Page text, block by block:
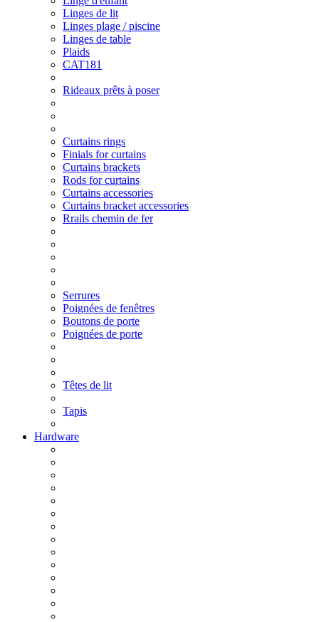
Linges de lit
Linges plage / piscine
Linges de table
Plaids
CAT181
Rideaux prêts à poser
Curtains rings
Finials for curtains
Curtains brackets
Rods for curtains
Curtains accessories
Curtains bracket accessories
Rrails chemin de fer
Serrures
Poignées de fenêtres
Boutons de porte
Poignées de porte
Têtes de lit
Tapis
Hardware